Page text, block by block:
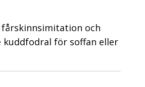
och
kuddfodral för soffan eller